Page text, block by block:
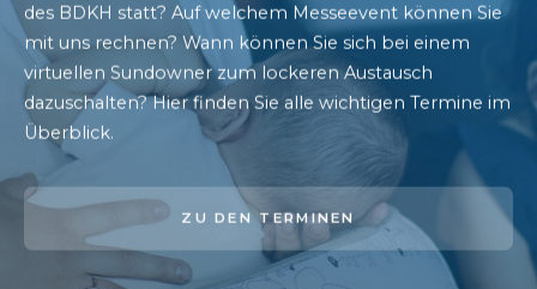
des BDKH statt? Auf welchem Messeevent können Sie
mit uns rechnen? Wann können Sie sich bei einem
virtuellen Sundowner zum lockeren Austausch
dazuschalten? Hier finden Sie alle wichtigen Termine im
Überblick.
ZU DEN TERMINEN